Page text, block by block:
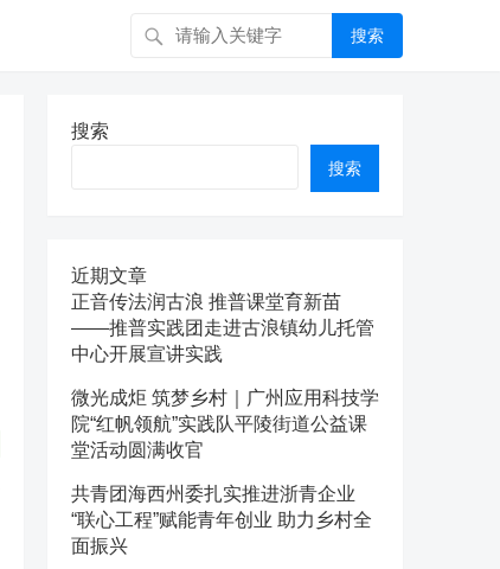
搜索
搜索
搜索
近期文章
正音传法润古浪 推普课堂育新苗
——推普实践团走进古浪镇幼儿托管
中心开展宣讲实践
微光成炬 筑梦乡村｜广州应用科技学
院“红帆领航”实践队平陵街道公益课
堂活动圆满收官
共青团海西州委扎实推进浙青企业
“联心工程”赋能青年创业 助力乡村全
面振兴